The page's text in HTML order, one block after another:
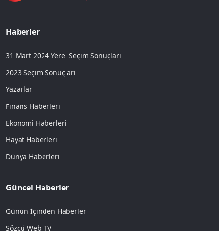
Haberler
31 Mart 2024 Yerel Seçim Sonuçları
2023 Seçim Sonuçları
Yazarlar
Finans Haberleri
Ekonomi Haberleri
Hayat Haberleri
Dünya Haberleri
Güncel Haberler
Günün İçinden Haberler
Sözcü Web TV